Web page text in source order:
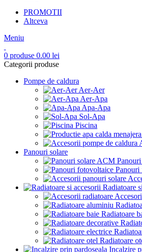
PROMOTII
Altceva
Meniu
0 produse 0.00 lei
Categorii produse
Pompe de caldura
Aer-Aer
Aer-Apa
Apa-Apa
Sol-Apa
Piscina
Panouri solare
Panouri
Radiatoare
Radiatoare
Radiatoare
Incalzire